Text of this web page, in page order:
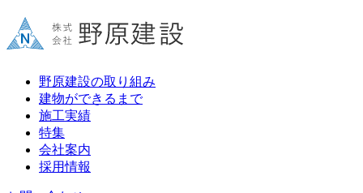
野原建設の取り組み
建物ができるまで
施工実績
特集
会社案内
採用情報